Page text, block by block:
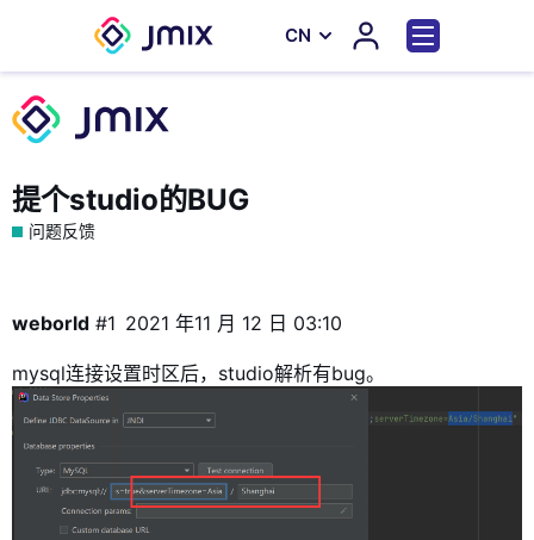
СN
提个studio的BUG
问题反馈
weborld 2021 年11 月 12 日 03:10
#1
mysql连接设置时区后，studio解析有bug。